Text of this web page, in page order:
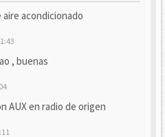
aire acondicionado
, buenas
AUX en radio de origen